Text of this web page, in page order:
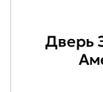
Дверь